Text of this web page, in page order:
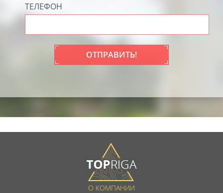
ТЕЛЕФОН
ОТПРАВИТЬ!
О КОМПАНИИ